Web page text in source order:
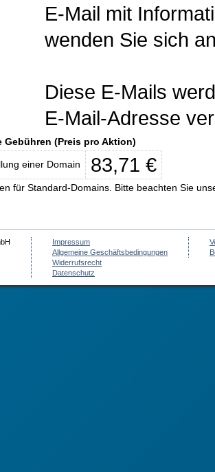
E-Mail mit
wenden Sie sich
Diese E-Mails
E-Mail-Adresse
Gebühren (Preis pro Aktion)
einer Domain 83,71 €
für Standard-Domains. Bitte beachten Sie
Impressum
Allgemeine Geschäftsbedingungen
Widerrufsrecht
Datenschutz